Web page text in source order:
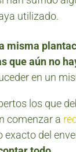
utilizado.
misma
que aún no
en un
los que
comenzar a
exacto del